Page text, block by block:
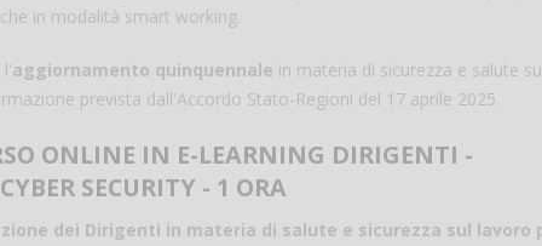
in modalità smart working.
l'aggiornamento quinquennale in materia di sicurezza e salute
prevista dall'Accordo Stato-Regioni del 17 aprile 2025.
ONLINE IN E-LEARNING DIRIGENTI -
SECURITY - 1 ORA
dei Dirigenti in materia di salute e sicurezza sul lavoro